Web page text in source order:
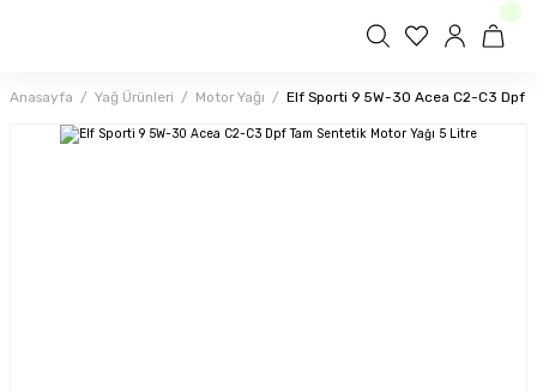
Anasayfa Yağ Ürünleri Motor Yağı Elf Sporti 9 5W-30 Acea C2-C3 Dpf